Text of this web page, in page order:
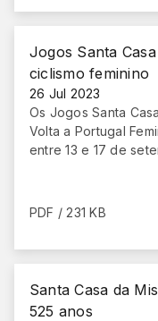
Jogos Santa
ciclismo feminino
26 Jul 2023
Os Jogos Santa
Volta a Portugal
entre 13 e 17 de
PDF / 231 KB
Santa Casa da
525 anos